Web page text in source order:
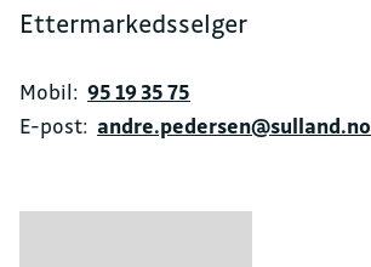
Ettermarkedsselger
Mobil: 95 19 35 75
E-post: andre.pedersen@sulland.no